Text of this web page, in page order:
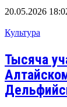
20.05.2026
Культура
Тысяча